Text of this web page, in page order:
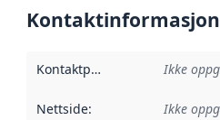
Kontaktinformasjon
Kontaktpunkt Ikke
Nettside: Ikke